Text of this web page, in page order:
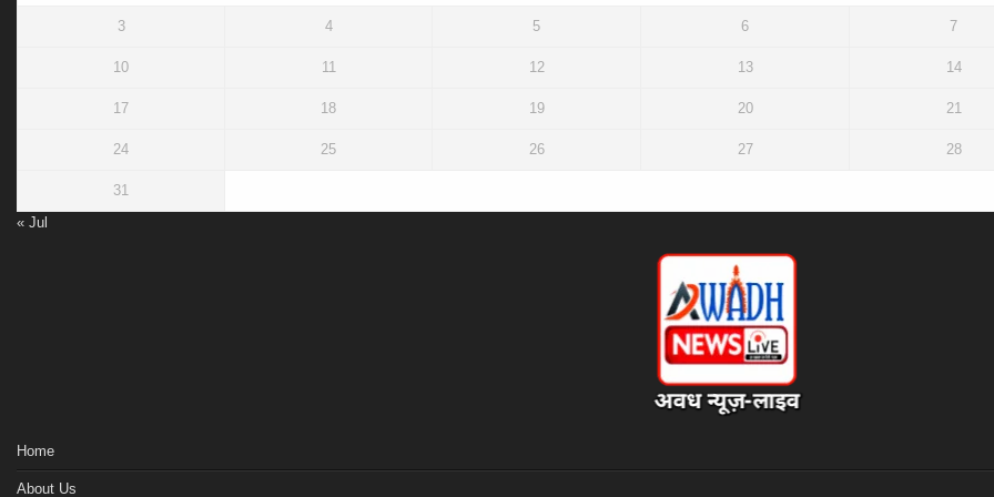
3 4 5 6 7
10 11 12 13 14
17 18 19 20 21
24 25 26 27 28
31
« Jul
Home
About Us